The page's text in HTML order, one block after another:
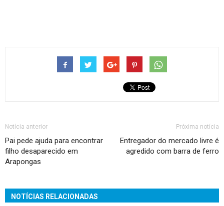
Notícia anterior
Pai pede ajuda para encontrar
filho desaparecido em
Arapongas
Próxima notícia
Entregador do mercado livre é
agredido com barra de ferro
NOTÍCIAS RELACIONADAS